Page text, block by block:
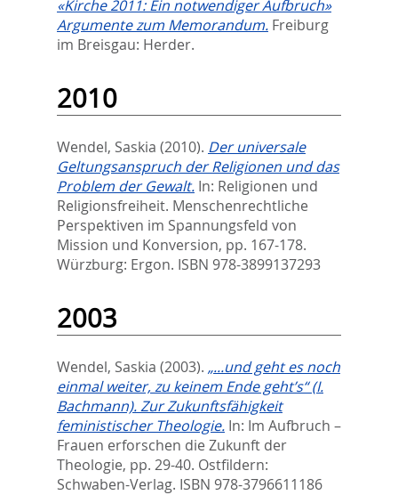
«Kirche 2011: Ein notwendiger Aufbruch»
Argumente zum Memorandum. Freiburg
im Breisgau: Herder.
2010
Wendel, Saskia (2010). Der universale
Geltungsanspruch der Religionen und das
Problem der Gewalt. In: Religionen und
Religionsfreiheit. Menschenrechtliche
Perspektiven im Spannungsfeld von
Mission und Konversion, pp. 167-178.
Würzburg: Ergon. ISBN 978-3899137293
2003
Wendel, Saskia (2003). „...und geht es noch
einmal weiter, zu keinem Ende geht’s“ (I.
Bachmann). Zur Zukunftsfähigkeit
feministischer Theologie. In: Im Aufbruch –
Frauen erforschen die Zukunft der
Theologie, pp. 29-40. Ostfildern:
Schwaben-Verlag. ISBN 978-3796611186